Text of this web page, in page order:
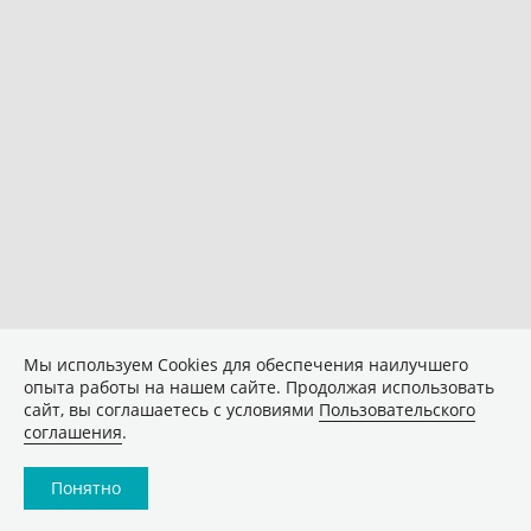
Мы используем Сookies для обеспечения наилучшего
опыта работы на нашем сайте. Продолжая использовать
сайт, вы соглашаетесь с условиями Пользовательского
соглашения.
Понятно